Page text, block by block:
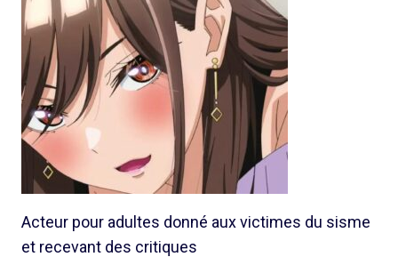
Acteur pour adultes donné aux victimes du sisme
et recevant des critiques